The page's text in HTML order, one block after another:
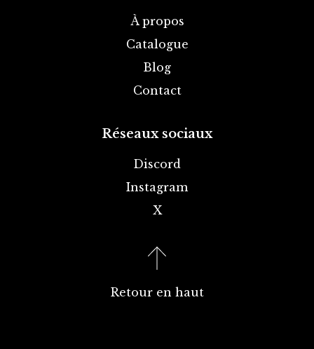
À propos
Catalogue
Blog
Contact
Réseaux sociaux
Discord
Instagram
X
Retour en haut